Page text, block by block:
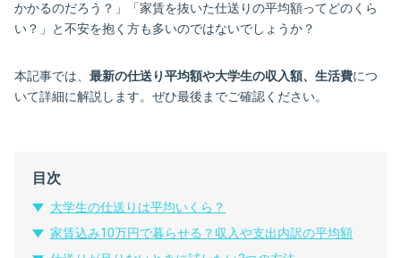
かかるのだろう？」「家賃を抜いた仕送りの平均額ってどのくら
い？」と不安を抱く方も多いのではないでしょうか？
本記事では、 最新の仕送り平均額や大学生の収入額、生活費につ
いて詳細に解説します。ぜひ最後までご確認ください。
目次
大学生の仕送りは平均いくら？
家賃込み10万円で暮らせる？収入や支出内訳の平均額